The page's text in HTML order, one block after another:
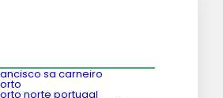
sa carneiro
norte portugal